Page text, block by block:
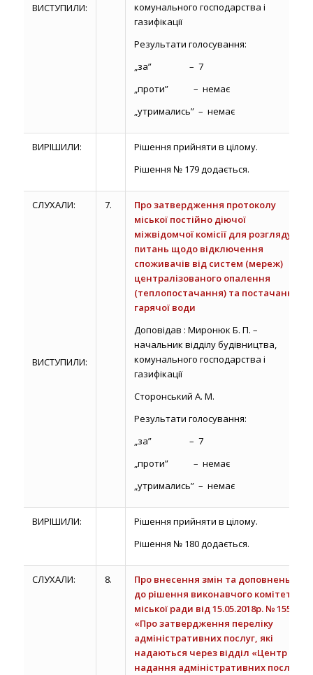
ВИСТУПИЛИ:
комунального господарства і
газифікації
Результати голосування:
„за” – 7
„проти” – немає
„утримались” – немає
ВИРІШИЛИ:
Рішення прийняти в цілому.
Рішення № 179 додається.
СЛУХАЛИ:
ВИСТУПИЛИ:
7.
Про затвердження протоколу
міської постійно діючої
міжвідомчої комісії для розгляду
питань щодо відключення
споживачів від систем (мереж)
централізованого опалення
(теплопостачання) та постачання
гарячої води
Доповідав : Миронюк Б. П. –
начальник відділу будівництва,
комунального господарства і
газифікації
Сторонський А. М.
Результати голосування:
„за” – 7
„проти” – немає
„утримались” – немає
ВИРІШИЛИ:
Рішення прийняти в цілому.
Рішення № 180 додається.
СЛУХАЛИ: 8.
Про внесення змін та доповнень
до рішення виконавчого комітету
міської ради від 15.05.2018р. № 155
«Про затвердження переліку
адміністративних послуг, які
надаються через відділ «Центр
надання адміністративних послуг